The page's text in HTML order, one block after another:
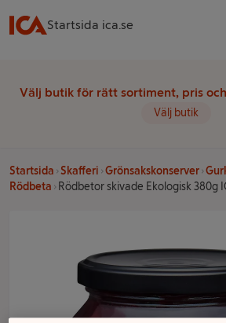
Startsida ica.se
Välj butik för rätt sortiment, pris
Välj butik
Startsida Skafferi Grönsakskonserver
Rödbeta
Rödbetor skivade Ekologisk 380g